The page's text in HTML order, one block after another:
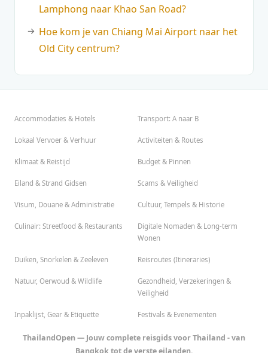
Lamphong naar Khao San Road?
Hoe kom je van Chiang Mai Airport naar het
Old City centrum?
Accommodaties & Hotels Transport: A naar B
Lokaal Vervoer & Verhuur Activiteiten & Routes
Klimaat & Reistijd Budget & Pinnen
Eiland & Strand Gidsen Scams & Veiligheid
Visum, Douane & Administratie Cultuur, Tempels & Historie
Culinair: Streetfood & Restaurants
Digitale Nomaden & Long-term
Wonen
Duiken, Snorkelen & Zeeleven Reisroutes (Itineraries)
Natuur, Oerwoud & Wildlife
Gezondheid, Verzekeringen &
Veiligheid
Inpaklijst, Gear & Etiquette Festivals & Evenementen
ThailandOpen — Jouw complete reisgids voor Thailand - van